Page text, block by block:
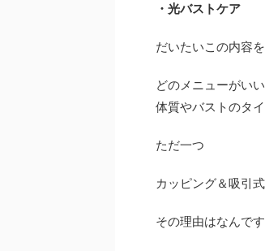
・光バストケア
だいたいこの内容
どのメニューがい
体質やバストのタ
ただ一つ
カッピング＆吸引
その理由はなんで